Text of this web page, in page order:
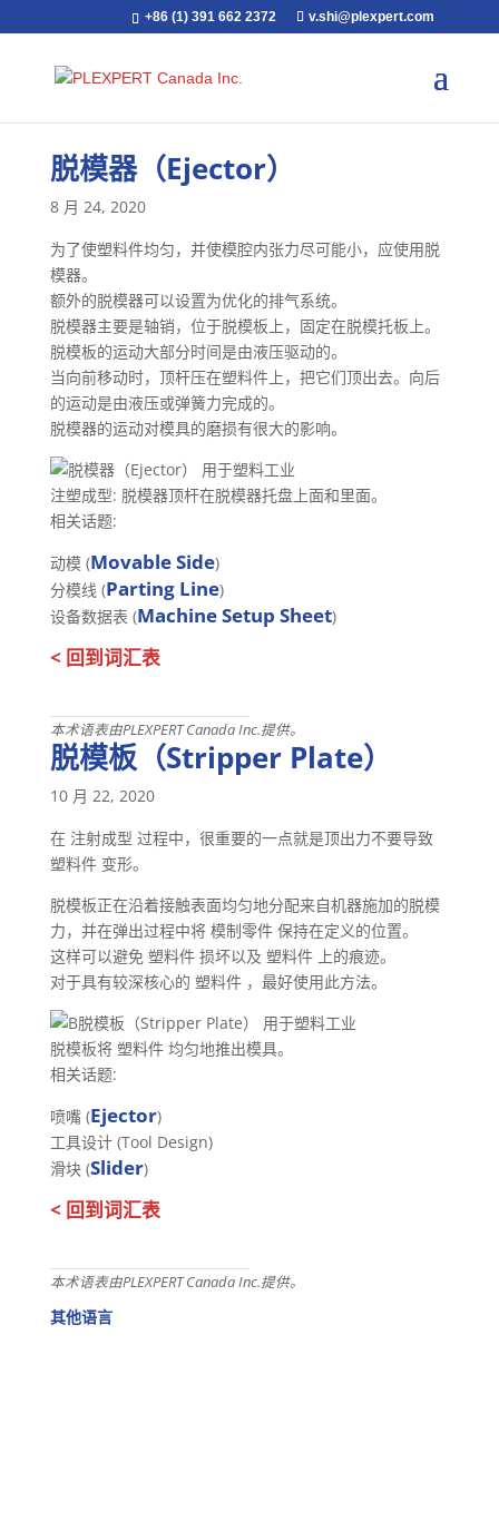
+86 (1) 391 662 2372 v.shi@plexpert.com
脱模器（Ejector）
8 月 24, 2020
为了使塑料件均匀，并使模腔内张力尽可能小，应使用脱
模器。
额外的脱模器可以设置为优化的排气系统。
脱模器主要是轴销，位于脱模板上，固定在脱模托板上。
脱模板的运动大部分时间是由液压驱动的。
当向前移动时，顶杆压在塑料件上，把它们顶出去。向后
的运动是由液压或弹簧力完成的。
脱模器的运动对模具的磨损有很大的影响。
注塑成型: 脱模器顶杆在脱模器托盘上面和里面。
相关话题:
动模 (Movable Side)
分模线 (Parting Line)
设备数据表 (Machine Setup Sheet)
< 回到词汇表
本术语表由PLEXPERT Canada Inc.提供。
脱模板（Stripper Plate）
10 月 22, 2020
在 注射成型 过程中，很重要的一点就是顶出力不要导致
塑料件 变形。
脱模板正在沿着接触表面均匀地分配来自机器施加的脱模
力，并在弹出过程中将 模制零件 保持在定义的位置。
这样可以避免 塑料件 损坏以及 塑料件 上的痕迹。
对于具有较深核心的 塑料件 ，最好使用此方法。
脱模板将 塑料件 均匀地推出模具。
相关话题:
喷嘴 (Ejector)
工具设计 (Tool Design)
滑块 (Slider)
< 回到词汇表
本术语表由PLEXPERT Canada Inc.提供。
其他语言